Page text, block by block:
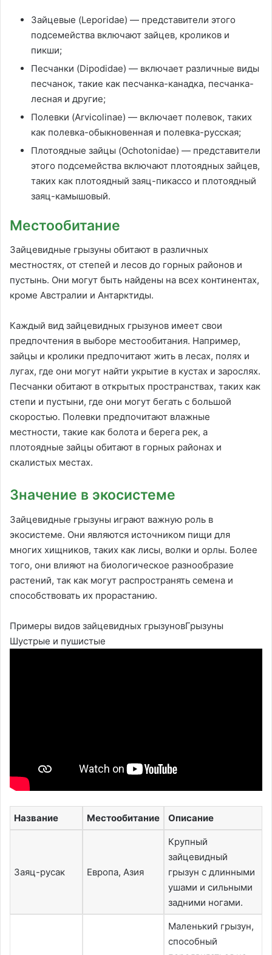
Зайцевые (Leporidae) — представители этого
подсемейства включают зайцев, кроликов и
пикши;
Песчанки (Dipodidae) — включает различные виды
песчанок, такие как песчанка-канадка, песчанка-
лесная и другие;
Полевки (Arvicolinae) — включает полевок, таких
как полевка-обыкновенная и полевка-русская;
Плотоядные зайцы (Ochotonidae) — представители
этого подсемейства включают плотоядных зайцев,
таких как плотоядный заяц-пикассо и плотоядный
заяц-камышовый.
Местообитание
Зайцевидные грызуны обитают в различных
местностях, от степей и лесов до горных районов и
пустынь. Они могут быть найдены на всех континентах,
кроме Австралии и Антарктиды.
Каждый вид зайцевидных грызунов имеет свои
предпочтения в выборе местообитания. Например,
зайцы и кролики предпочитают жить в лесах, полях и
лугах, где они могут найти укрытие в кустах и зарослях.
Песчанки обитают в открытых пространствах, таких как
степи и пустыни, где они могут бегать с большой
скоростью. Полевки предпочитают влажные
местности, такие как болота и берега рек, а
плотоядные зайцы обитают в горных районах и
скалистых местах.
Значение в экосистеме
Зайцевидные грызуны играют важную роль в
экосистеме. Они являются источником пищи для
многих хищников, таких как лисы, волки и орлы. Более
того, они влияют на биологическое разнообразие
растений, так как могут распространять семена и
способствовать их прорастанию.
Примеры видов зайцевидных грызуновГрызуны
Шустрые и пушистые
Название Местообитание Описание
Заяц-русак Европа, Азия
Крупный
зайцевидный
грызун с длинными
ушами и сильными
задними ногами.
Маленький грызун,
способный